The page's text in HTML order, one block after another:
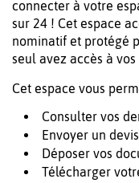
connecter à votre
sur 24 ! Cet espace
nominatif et protégé
seul avez accès à
Cet espace vous
Consulter vos
Envoyer un
Déposer vos
Télécharger